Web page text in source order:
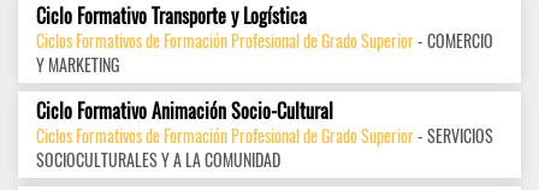
Ciclo Formativo Transporte y Logística
Ciclos Formativos de Formación Profesional de Grado Superior- COMERCIO
Y MARKETING
Ciclo Formativo Animación Socio-Cultural
Ciclos Formativos de Formación Profesional de Grado Superior- SERVICIOS
SOCIOCULTURALES Y A LA COMUNIDAD